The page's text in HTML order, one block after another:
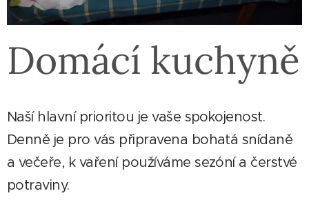
Domácí kuchyně
Naší hlavní prioritou je vaše spokojenost.
Denně je pro vás připravena bohatá snídaně
a večeře, k vaření používáme sezóní a čerstvé
potraviny.